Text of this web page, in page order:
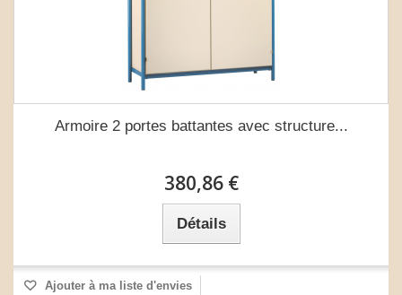
Armoire 2 portes battantes avec structure...
380,86 €
Détails
Ajouter à ma liste d'envies